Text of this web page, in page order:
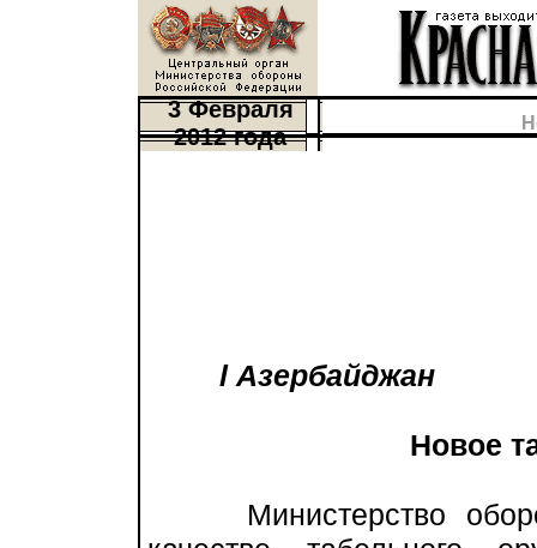
3 Февраля
2012 года
l Азербайджан
Новое
Министерство